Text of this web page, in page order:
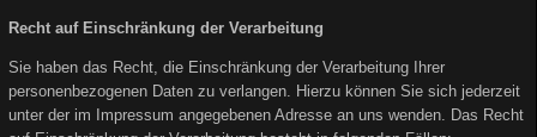
Recht auf Einschränkung der Verarbeitung
Sie haben das Recht, die Einschränkung der Verarbeitung Ihrer
personenbezogenen Daten zu verlangen. Hierzu können Sie sich jederzeit
unter der im Impressum angegebenen Adresse an uns wenden. Das Recht